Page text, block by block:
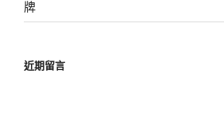
牌
近期留言